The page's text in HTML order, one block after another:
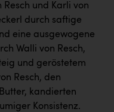
und Karli von
durch saftige
eine ausgewogene
Walli von Resch,
und geröstetem
Resch, den
kandierten
Konsistenz.